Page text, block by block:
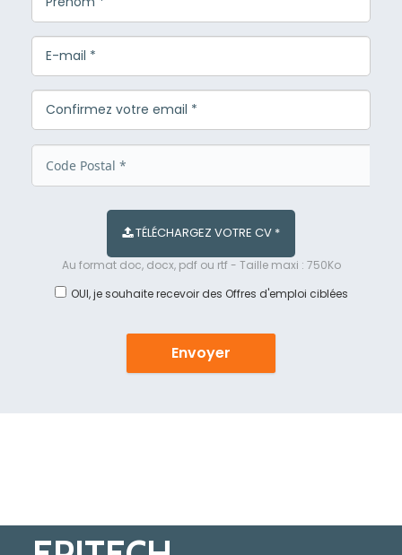
TÉLÉCHARGEZ VOTRE CV *
Au format doc, docx, pdf ou rtf - Taille maxi : 750Ko
OUI, je souhaite recevoir des Offres d'emploi ciblées
Envoyer